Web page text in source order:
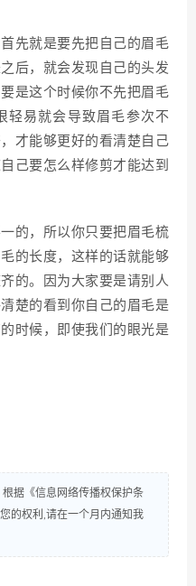
先就是要先把自己的眉毛
后，就会发现自己的头发
是这个时候你不先把眉毛
轻易就会导致眉毛参次不
才能够更好的看清楚自己
己要怎么样修剪才能达到
的，所以你只要把眉毛梳
的长度，这样的话就能够
的。因为大家要是请别人
楚的看到你自己的眉毛是
时候，即使我们的眼光是
据《信息网络传播权保护条
的权利,请在一个月内通知我